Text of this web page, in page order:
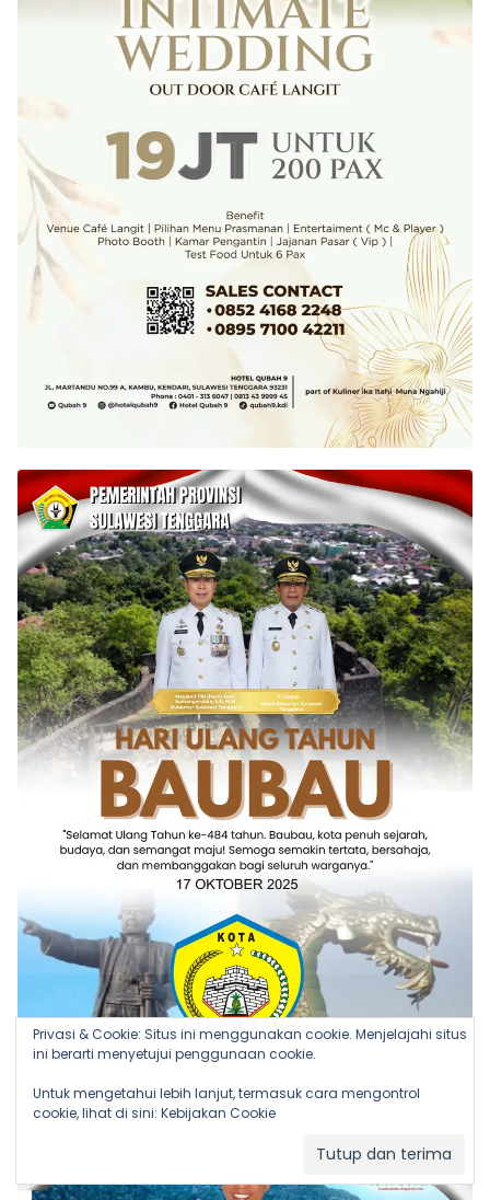
Privasi & Cookie: Situs ini menggunakan cookie. Menjelajahi situs
ini berarti menyetujui penggunaan cookie.
Untuk mengetahui lebih lanjut, termasuk cara mengontrol
cookie, lihat di sini: Kebijakan Cookie